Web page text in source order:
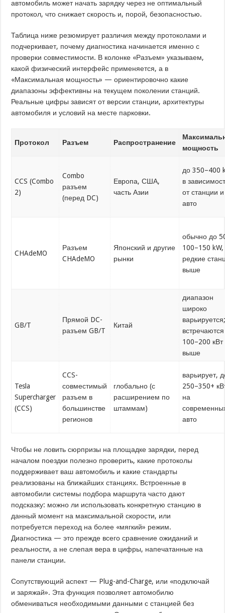
автомобиль может начать зарядку через не оптимальный
протокол, что снижает скорость и, порой, безопасностью.
Таблица ниже резюмирует различия между протоколами и
подчеркивает, почему диагностика начинается именно с
проверки совместимости. В колонке «Разъем» указываем,
какой физический интерфейс применяется, а в
«Максимальная мощность» — ориентировочно какие
диапазоны эффективны на текущем поколении станций.
Реальные цифры зависят от версии станции, архитектуры
автомобиля и условий на месте парковки.
Протокол Разъем Распространение
мощность
CCS (Combo
2)
Combo
разъем
(перед DC)
Европа, США,
часть Азии
до 350–400
в
от станции и
авто
CHAdeMO
Разъем
CHAdeMO
Японский и другие
рынки
обычно до
100–150 kW,
редкие
выше
GB/T
Прямой DC-
разъем GB/T
Китай
диапазон
широко
варьируется;
100–200 кВт
выше
Tesla
Supercharger
(CCS)
CCS-
совместимый
разъем в
большинстве
регионов
глобально (с
расширением по
штаммам)
варьирует,
250–350+
на
авто
Чтобы не ловить сюрпризы на площадке зарядки, перед
началом поездки полезно проверить, какие протоколы
поддерживает ваш автомобиль и какие стандарты
реализованы на ближайших станциях. Встроенные в
автомобили системы подбора маршрута часто дают
подсказку: можно ли использовать конкретную станцию в
данный момент на максимальной скорости, или
потребуется переход на более «мягкий» режим.
Диагностика — это прежде всего сравнение ожиданий и
реальности, а не слепая вера в цифры, напечатанные на
панели станции.
Сопутствующий аспект — Plug-and-Charge, или «подключай
и заряжай». Эта функция позволяет автомобилю
обмениваться необходимыми данными с станцией без